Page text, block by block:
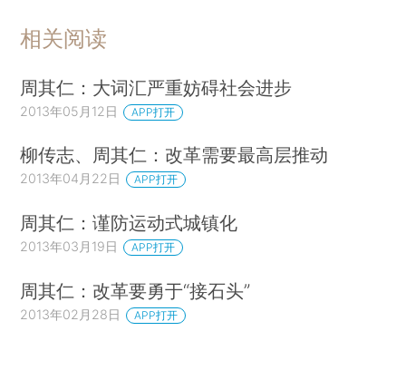
相关阅读
周其仁：大词汇严重妨碍社会进步
2013年05月12日 APP打开
柳传志、周其仁：改革需要最高层推动
2013年04月22日 APP打开
周其仁：谨防运动式城镇化
2013年03月19日 APP打开
周其仁：改革要勇于“接石头”
2013年02月28日 APP打开